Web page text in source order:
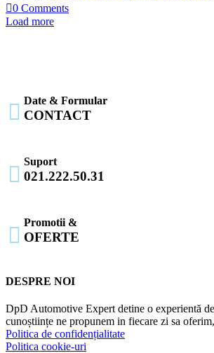
0 Comments
Load more
 Date & Formular
CONTACT

Suport
021.222.50.31

Promotii &
OFERTE
DESPRE NOI
DpD Automotive Expert detine o experientă
cunoștiințe ne propunem in fiecare zi sa
Politica de confidențialitate
Politica cookie-uri